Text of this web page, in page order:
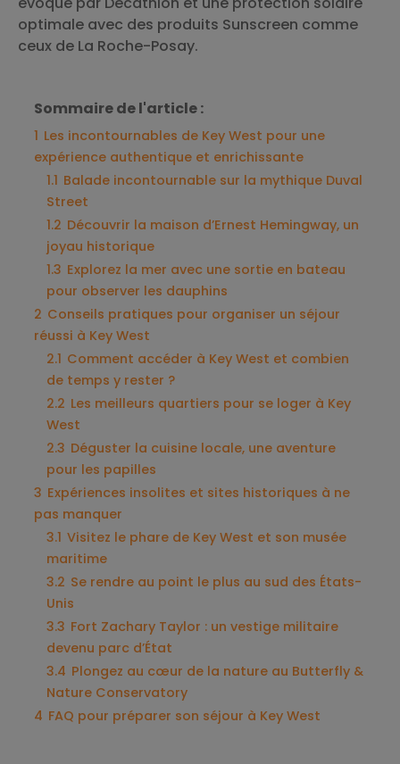
optimale avec des produits Sunscreen comme
ceux de La Roche-Posay.
Sommaire de l'article :
1 Les incontournables de Key West pour une
expérience authentique et enrichissante
1.1 Balade incontournable sur la mythique Duval
Street
1.2 Découvrir la maison d’Ernest Hemingway, un
joyau historique
1.3 Explorez la mer avec une sortie en bateau
pour observer les dauphins
2 Conseils pratiques pour organiser un séjour
réussi à Key West
2.1 Comment accéder à Key West et combien
de temps y rester ?
2.2 Les meilleurs quartiers pour se loger à Key
West
2.3 Déguster la cuisine locale, une aventure
pour les papilles
3 Expériences insolites et sites historiques à ne
pas manquer
3.1 Visitez le phare de Key West et son musée
maritime
3.2 Se rendre au point le plus au sud des États-
Unis
3.3 Fort Zachary Taylor : un vestige militaire
devenu parc d’État
3.4 Plongez au cœur de la nature au Butterfly &
Nature Conservatory
4 FAQ pour préparer son séjour à Key West